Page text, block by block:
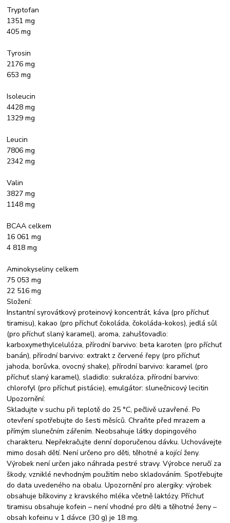
Tryptofan
1351 mg
405 mg
Tyrosin
2176 mg
653 mg
Isoleucin
4428 mg
1329 mg
Leucin
7806 mg
2342 mg
Valin
3827 mg
1148 mg
BCAA celkem
16 061 mg
4 818 mg
Aminokyseliny celkem
75 053 mg
22 516 mg
Složení:
Instantní syrovátkový proteinový koncentrát, káva (pro příchuť
tiramisu), kakao (pro příchuť čokoláda, čokoláda-kokos), jedlá sůl
(pro příchuť slaný karamel), aroma, zahušťovadlo:
karboxymethylcelulóza, přírodní barvivo: beta karoten (pro příchuť
banán), přírodní barvivo: extrakt z červené řepy (pro příchuť
jahoda, borůvka, ovocný shake), přírodní barvivo: karamel (pro
příchuť slaný karamel), sladidlo: sukralóza, přírodní barvivo:
chlorofyl (pro příchuť pistácie), emulgátor: slunečnicový lecitin
Upozornění:
Skladujte v suchu při teplotě do 25 °C, pečlivě uzavřené. Po
otevření spotřebujte do šesti měsíců. Chraňte před mrazem a
přímým slunečním zářením. Neobsahuje látky dopingového
charakteru. Nepřekračujte denní doporučenou dávku. Uchovávejte
mimo dosah dětí. Není určeno pro děti, těhotné a kojící ženy.
Výrobek není určen jako náhrada pestré stravy. Výrobce neručí za
škody, vzniklé nevhodným použitím nebo skladováním. Spotřebujte
do data uvedeného na obalu. Upozornění pro alergiky: výrobek
obsahuje bílkoviny z kravského mléka včetně laktózy. Příchuť
tiramisu obsahuje kofein – není vhodné pro děti a těhotné ženy –
obsah kofeinu v 1 dávce (30 g) je 18 mg.